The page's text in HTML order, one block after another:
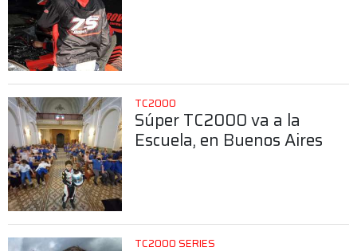
TC2000
Súper TC2000 va a la
Escuela, en Buenos Aires
TC2000 SERIES